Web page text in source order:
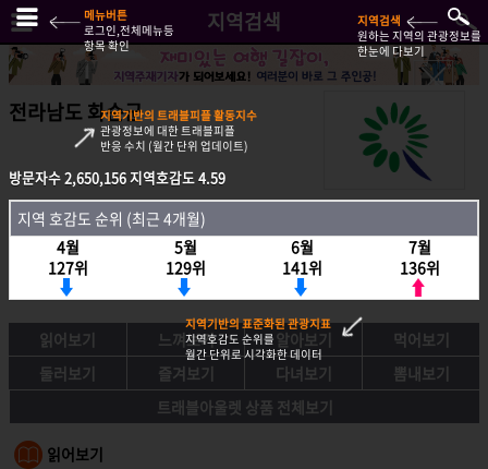
지역검색
전라남도 화순군
방문자수2,650,156지역호감도4.59
지역호감도 순위 (최근 4개월)
4월
127위
5월
129위
6월
141위
7월
136위
읽어보기 느껴보기 알아보기
먹어보기
둘러보기
즐겨보기 다녀보기
뽐내보기
트래블아울렛 상품 전체보기
읽어보기
방문자수2,650,156지역호감도4.59
지역 호감도 순위 (최근 4개월)
4월
127위
5월
129위
6월
141위
7월
136위
메뉴버튼
로그인,전체메뉴등
항목 확인
지역검색
원하는 지역의 관광정보를
한눈에 다보기
지역기반의 트래블피플 활동지수
관광정보에 대한 트래블피플
반응 수치 (월간 단위 업데이트)
지역기반의 표준화된 관광지표
지역호감도 순위를
월간 단위로 시각화한 데이터